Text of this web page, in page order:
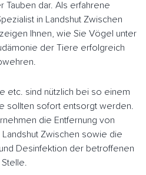
Tauben dar. Als erfahrene
in Landshut Zwischen
Ihnen, wie Sie Vögel unter
der Tiere erfolgreich
etc. sind nützlich bei so einem
sollten sofort entsorgt werden.
die Entfernung von
Landshut Zwischen sowie die
Desinfektion der betroffenen
Stelle.